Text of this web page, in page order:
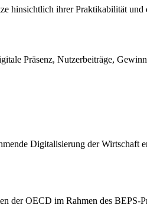
hinsichtlich ihrer Praktikabilität
Präsenz, Nutzerbeiträge,
Digitalisierung der Wirtschaft
der OECD im Rahmen des